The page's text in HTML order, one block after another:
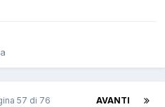
AVANTI
57 di 76